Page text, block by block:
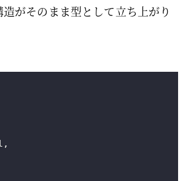
がそのまま型として立ち上がり